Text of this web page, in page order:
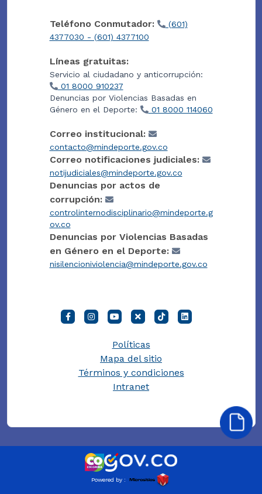
Teléfono Conmutador:
(601)
4377030 - (601) 4377100
Líneas gratuitas:
Servicio al ciudadano y anticorrupción:
01 8000 910237
Denuncias por Violencias Basadas en
Género en el Deporte:
01 8000 114060
Correo institucional:
contacto@mindeporte.gov.co
Correo notificaciones judiciales:
notijudiciales@mindeporte.gov.co
Denuncias por actos de
corrupción:
controlinternodisciplinario@mindeporte.g
ov.co
Denuncias por Violencias Basadas
en Género en el Deporte:
nisilencioniviolencia@mindeporte.gov.co
Políticas
Mapa del sitio
Términos y condiciones
Intranet
Powered by :